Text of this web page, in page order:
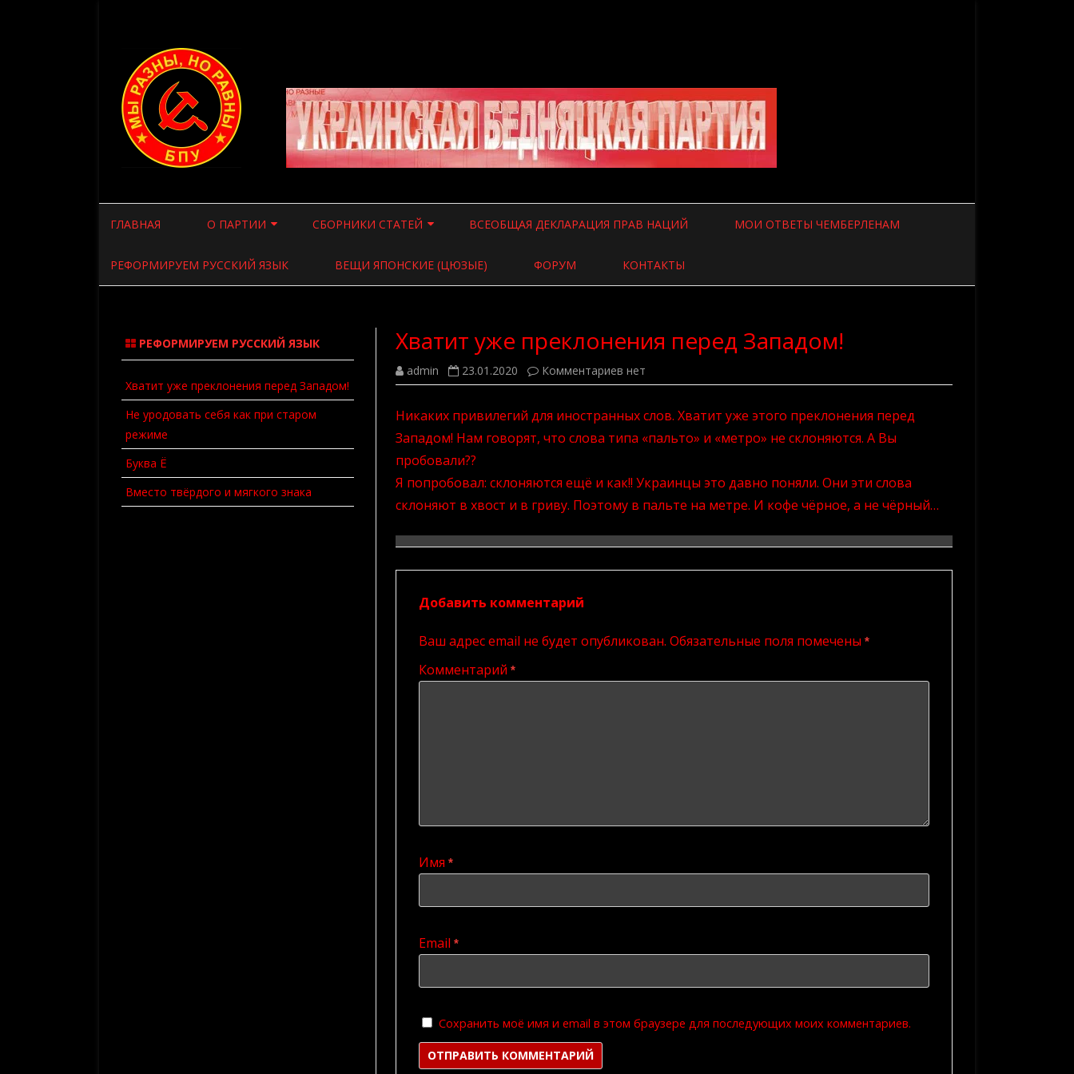
Перейти
к
содержимому
ГЛАВНАЯ О ПАРТИИ
ВВЕДЕНИЕ
КАК Я СОЗДАЮ ПАРТИЮ
СБОРНИКИ СТАТЕЙ
СТАТЬИ О ВЛАСТИ
ВСЯКАЯ ВСЯЧИНА
ВСЕОБЩАЯ ДЕКЛАРАЦИЯ ПРАВ НАЦИЙ МОИ ОТВЕТЫ ЧЕМБЕРЛЕНАМ
РЕФОРМИРУЕМ РУССКИЙ ЯЗЫК ВЕЩИ ЯПОНСКИЕ (ЦЮЗЫЕ) ФОРУМ КОНТАКТЫ
Хватит уже преклонения перед Западом!
admin 23.01.2020 Комментариев к
записи
преклонения
перед
Западом!
нет
Никаких привилегий для иностранных слов. Хватит уже этого преклонения перед
Западом! Нам говорят, что слова типа «пальто» и «метро» не склоняются. А Вы
пробовали??
Я попробовал: склоняются ещё и как!! Украинцы это давно поняли. Они эти слова
склоняют в хвост и в гриву. Поэтому в пальте на метре. И кофе чёрное, а не чёрный…
Добавить комментарий
Ваш адрес email не будет опубликован. Обязательные поля помечены*
Комментарий*
Имя*
Email*
Сохранить моё имя и email в этом браузере для последующих моих комментариев.
РЕФОРМИРУЕМ РУССКИЙ ЯЗЫК
Хватит уже преклонения перед Западом!
Не уродовать себя как при старом
режиме
Буква Ё
Вместо твёрдого и мягкого знака